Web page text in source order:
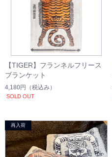
【TIGER】フランネルフリース
ブランケット
4,180円 （税込み）
SOLD OUT